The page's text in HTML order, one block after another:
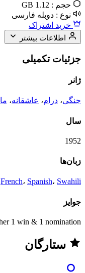
حجم : 1.12 GB
نوع : دوبله فارسی
خرید اشتراک
اطلاعات بیشتر
جزئیات تکمیلی
ژانر
جنگی، درام، عاشقانه،
سال
1952
زبان‌ها
French، Spanish، Swahili
جوایز
1 win & 1 nomination.
ستارگان